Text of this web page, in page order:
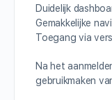
Duidelijk
Gemakkelijke
Toegang via
Na het
gebruikmaken